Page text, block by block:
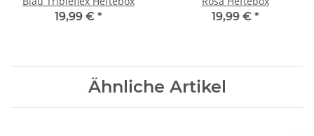
19,99 € *
19,99 € *
Ähnliche Artikel